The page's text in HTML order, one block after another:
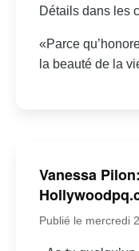
Détails dans les
«Parce
la beauté de la
Vanessa
Publié le mercredi